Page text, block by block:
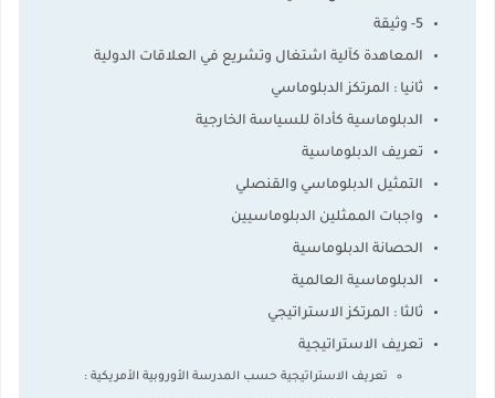
5- وثيقة
المعاهدة كآلية اشتغال وتشريع في العلاقات الدولية
ثانيا : المرتكز الدبلوماسي
الدبلوماسية كأداة للسياسة الخارجية
تعريف الدبلوماسية
التمثيل الدبلوماسي والقنصلي
واجبات الممثلين الدبلوماسيين
الحصانة الدبلوماسية
الدبلوماسية العالمية
ثالثا : المرتكز الاستراتيجي
تعريف الاستراتيجية
تعريف الاستراتيجية حسب المدرسة الأوروبية الأمريكية :